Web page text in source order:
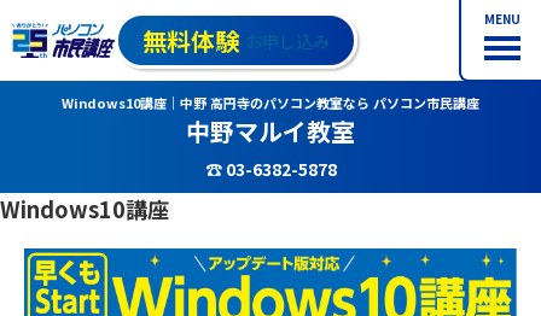
MENU
無料体験 お申し込み
Windows10講座｜中野 高円寺のパソコン教室なら パソコン市民講座
中野マルイ教室
☎ 03-6382-5878
Windows10講座